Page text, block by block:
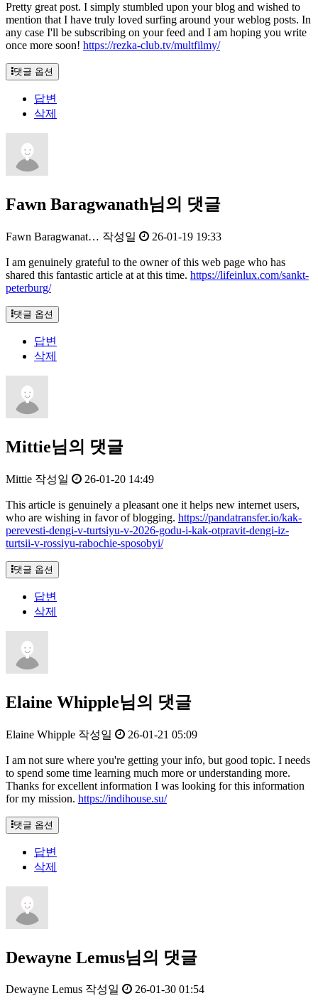
Pretty great post. I simply stumbled upon your blog and wished to
mention that I have truly loved surfing around your weblog posts. In
any case I'll be subscribing on your feed and I am hoping you write
once more soon! https://rezka-club.tv/multfilmy/
댓글 옵션
답변
삭제
Fawn Baragwanath님의 댓글
Fawn Baragwanat… 작성일 26-01-19 19:33
I am genuinely grateful to the owner of this web page who has
shared this fantastic article at at this time. https://lifeinlux.com/sankt-
peterburg/
댓글 옵션
답변
삭제
Mittie님의 댓글
Mittie 작성일 26-01-20 14:49
This article is genuinely a pleasant one it helps new internet users,
who are wishing in favor of blogging. https://pandatransfer.io/kak-
perevesti-dengi-v-turtsiyu-v-2026-godu-i-kak-otpravit-dengi-iz-
turtsii-v-rossiyu-rabochie-sposobyi/
댓글 옵션
답변
삭제
Elaine Whipple님의 댓글
Elaine Whipple 작성일 26-01-21 05:09
I am not sure where you're getting your info, but good topic. I needs
to spend some time learning much more or understanding more.
Thanks for excellent information I was looking for this information
for my mission. https://indihouse.su/
댓글 옵션
답변
삭제
Dewayne Lemus님의 댓글
Dewayne Lemus 작성일 26-01-30 01:54